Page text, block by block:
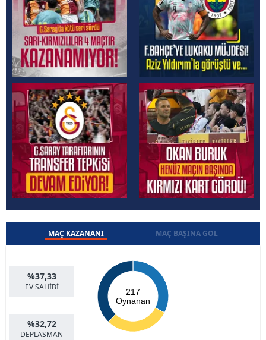
MAÇ KAZANANI MAÇ BAŞINA GOL
%37,33
EV SAHİBİ
%32,72
DEPLASMAN
217
Oynanan